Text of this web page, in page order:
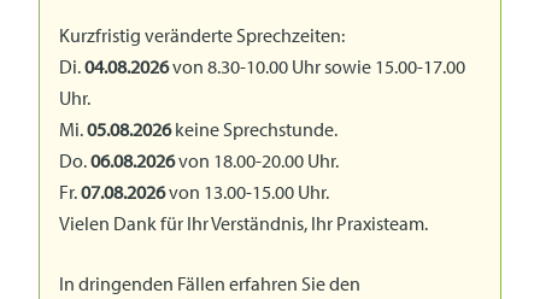
Kurzfristig veränderte Sprechzeiten:
Di.04.08.2026von 8.30-10.00 Uhr sowie 15.00-17.00
Uhr.
Mi.05.08.2026keine Sprechstunde.
Do.06.08.2026von 18.00-20.00 Uhr.
Fr.07.08.2026von 13.00-15.00 Uhr.
Vielen Dank für Ihr Verständnis, Ihr Praxisteam.
In dringenden Fällen erfahren Sie den